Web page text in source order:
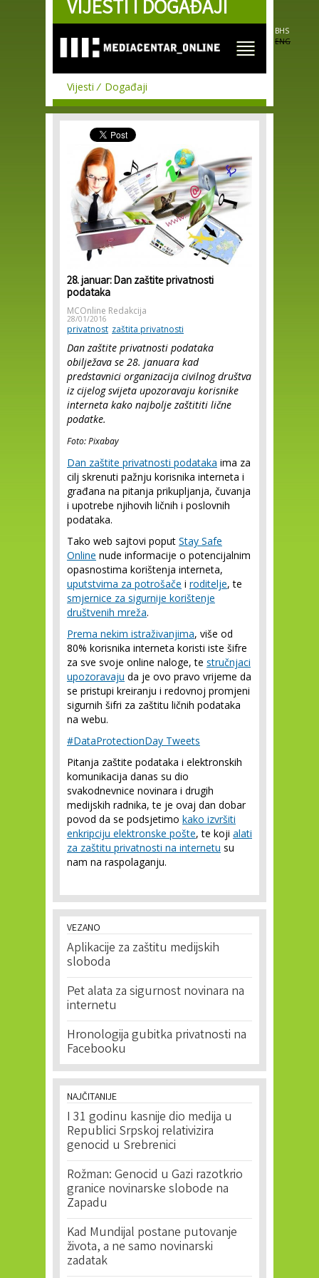
Skip to
main
VIJESTI I DOGAĐAJI
BHS
ENG
Vijesti Događaji
28. januar: Dan zaštite privatnosti
podataka
MCOnline Redakcija
28/01/2016
privatnost zaštita privatnosti
Dan zaštite privatnosti podataka
obilježava se 28. januara kad
predstavnici organizacija civilnog društva
iz cijelog svijeta upozoravaju korisnike
interneta kako najbolje zaštititi lične
podatke.
Foto: Pixabay
Dan zaštite privatnosti podataka ima za
cilj skrenuti pažnju korisnika interneta i
građana na pitanja prikupljanja, čuvanja
i upotrebe njihovih ličnih i poslovnih
podataka.
Tako web sajtovi poput Stay Safe
Online nude informacije o potencijalnim
opasnostima korištenja interneta,
uputstvima za potrošače i roditelje, te
smjernice za sigurnije korištenje
društvenih mreža.
Prema nekim istraživanjima, više od
80% korisnika interneta koristi iste šifre
za sve svoje online naloge, te stručnjaci
upozoravaju da je ovo pravo vrijeme da
se pristupi kreiranju i redovnoj promjeni
sigurnih šifri za zaštitu ličnih podataka
na webu.
#DataProtectionDay Tweets
Pitanja zaštite podataka i elektronskih
komunikacija danas su dio
svakodnevnice novinara i drugih
medijskih radnika, te je ovaj dan dobar
povod da se podsjetimo kako izvršiti
enkripciju elektronske pošte, te koji alati
za zaštitu privatnosti na internetu su
nam na raspolaganju.
VEZANO
Aplikacije za zaštitu medijskih
sloboda
Pet alata za sigurnost novinara na
internetu
Hronologija gubitka privatnosti na
Facebooku
NAJČITANIJE
I 31 godinu kasnije dio medija u
Republici Srpskoj relativizira
genocid u Srebrenici
Rožman: Genocid u Gazi razotkrio
granice novinarske slobode na
Zapadu
Kad Mundijal postane putovanje
života, a ne samo novinarski
zadatak